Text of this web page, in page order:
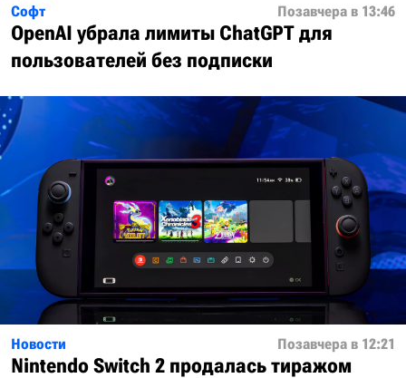
Софт Позавчера в 13:46
OpenAI убрала лимиты ChatGPT для
пользователей без подписки
Новости Позавчера в 12:21
Nintendo Switch 2 продалась тиражом